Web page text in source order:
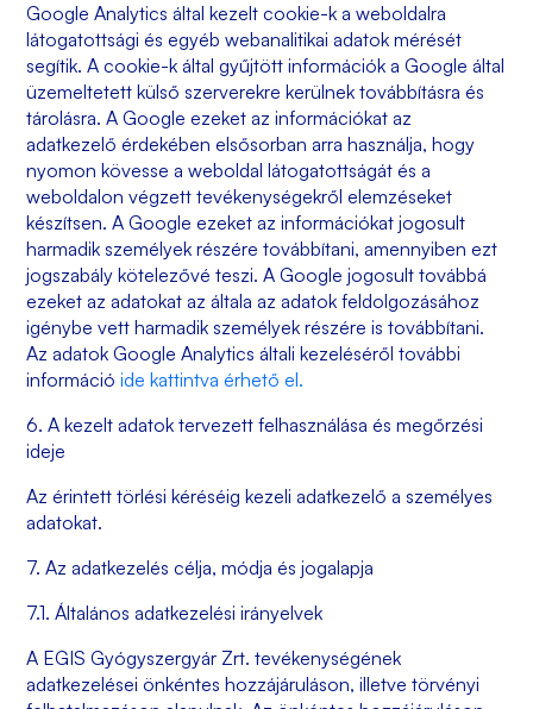
Google Analytics által kezelt cookie-k a weboldalra
látogatottsági és egyéb webanalitikai adatok mérését
segítik. A cookie-k által gyűjtött információk a Google által
üzemeltetett külső szerverekre kerülnek továbbításra és
tárolásra. A Google ezeket az információkat az
adatkezelő érdekében elsősorban arra használja, hogy
nyomon kövesse a weboldal látogatottságát és a
weboldalon végzett tevékenységekről elemzéseket
készítsen. A Google ezeket az információkat jogosult
harmadik személyek részére továbbítani, amennyiben ezt
jogszabály kötelezővé teszi. A Google jogosult továbbá
ezeket az adatokat az általa az adatok feldolgozásához
igénybe vett harmadik személyek részére is továbbítani.
Az adatok Google Analytics általi kezeléséről további
információide kattintva érhető el.
6. A kezelt adatok tervezett felhasználása és megőrzési
ideje
Az érintett törlési kéréséig kezeli adatkezelő a személyes
adatokat.
7. Az adatkezelés célja, módja és jogalapja
7.1. Általános adatkezelési irányelvek
A EGIS Gyógyszergyár Zrt. tevékenységének
adatkezelései önkéntes hozzájáruláson, illetve törvényi